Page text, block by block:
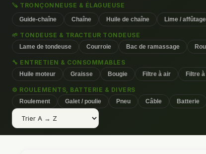
🪚 TRONÇONNEUSE & ÉLAGUEUSE
Guide-chaîne Chaîne Huile de chaîne Lime / affûtage
🌱 TONDEUSE & TRACTEUR TONDEUSE
Lame de tondeuse Courroie Bac de ramassage
🔧 ENTRETIEN & CONSOMMABLES
Huile moteur Graisse Bougie Filtre à air Filtre
⚙️ ROULEMENTS, BATTERIE & DIVERS
Roulement Galet / poulie Pneu Câble Batterie